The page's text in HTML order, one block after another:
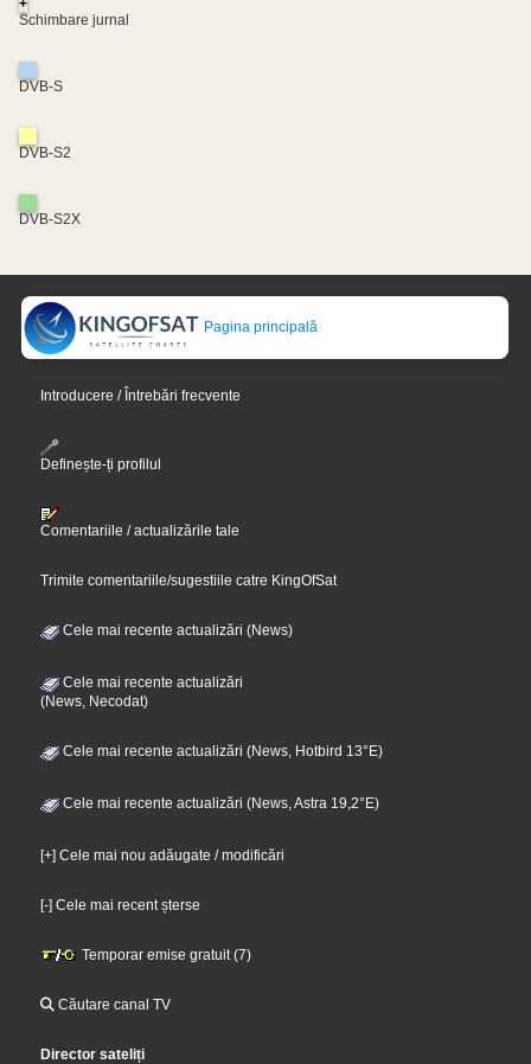
+
Schimbare jurnal
DVB-S
DVB-S2
DVB-S2X
Pagina principală
Introducere / Întrebări frecvente
Definește-ți profilul
Comentariile / actualizările tale
Trimite comentariile/sugestiile catre KingOfSat
Cele mai recente actualizări (News)
Cele mai recente actualizări
(News, Necodat)
Cele mai recente actualizări (News, Hotbird 13°E)
Cele mai recente actualizări (News, Astra 19,2°E)
[+] Cele mai nou adăugate / modificări
[-] Cele mai recent șterse
Temporar emise gratuit (7)
Căutare canal TV
Director sateliți